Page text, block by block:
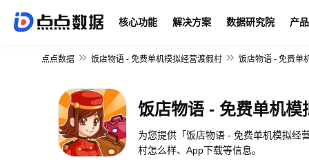
核心功能 解决方案 数据研究院 产
点点数据 饭店物语 - 免费单机模拟经营渡假村 饭店物语 - 免费单
饭店物语 - 免费单机模
为您提供「饭店物语 - 免费单机模拟经
村怎么样、App下载等信息。